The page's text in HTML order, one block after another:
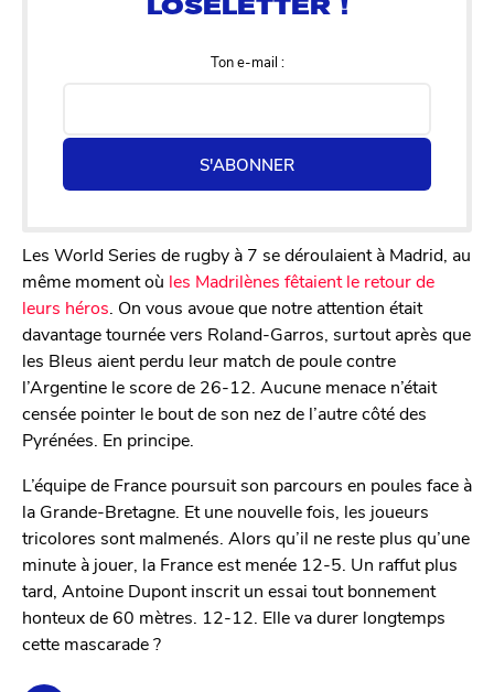
Ton e-mail :
S'ABONNER
Les World Series de rugby à 7 se déroulaient à Madrid, au
même moment où les Madrilènes fêtaient le retour de
leurs héros. On vous avoue que notre attention était
davantage tournée vers Roland-Garros, surtout après que
les Bleus aient perdu leur match de poule contre
l’Argentine le score de 26-12. Aucune menace n’était
censée pointer le bout de son nez de l’autre côté des
Pyrénées. En principe.
L’équipe de France poursuit son parcours en poules face à
la Grande-Bretagne. Et une nouvelle fois, les joueurs
tricolores sont malmenés. Alors qu’il ne reste plus qu’une
minute à jouer, la France est menée 12-5. Un raffut plus
tard, Antoine Dupont inscrit un essai tout bonnement
honteux de 60 mètres. 12-12. Elle va durer longtemps
cette mascarade ?